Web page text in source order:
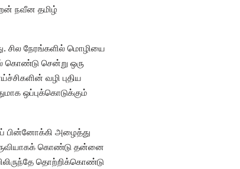
நவீன தமிழ்
சில நேரங்களில் மொழியை
கொண்டு சென்று ஒரு
வழி புதிய
ஒப்புக்கொடுக்கும்
பின்னோக்கி அழைத்து
கொண்டு தன்னை
தொற்றிக்கொண்டு